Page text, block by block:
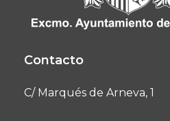
Contacto
C/ Marqués de Arneva, 1